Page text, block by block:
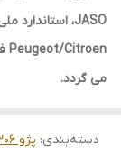
می گردد.
دسته‌بندی: پژو 206